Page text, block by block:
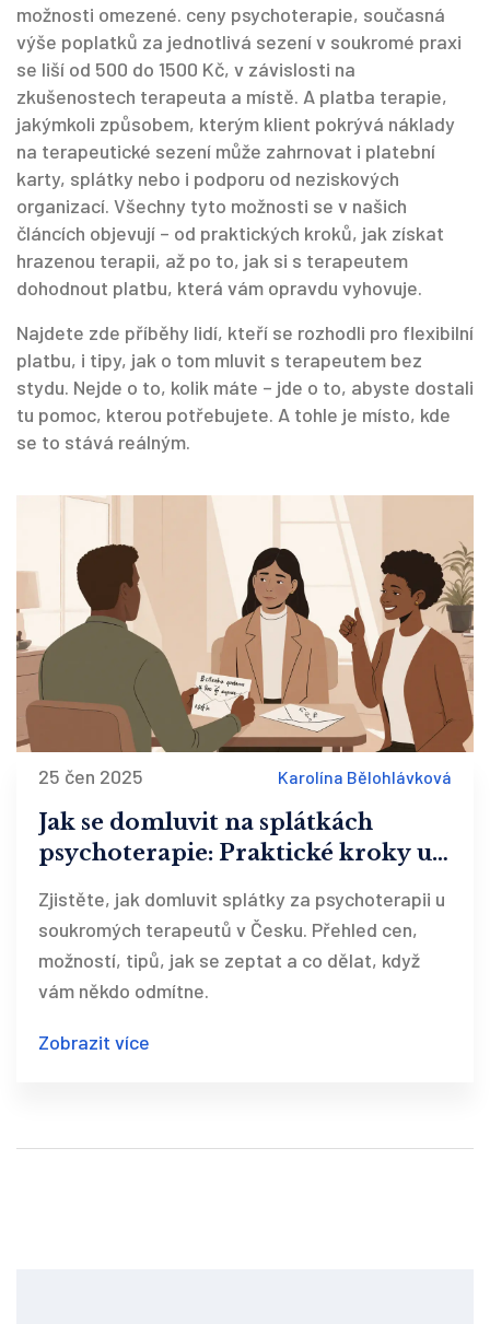
možnosti omezené. ceny psychoterapie, současná
výše poplatků za jednotlivá sezení v soukromé praxi
se liší od 500 do 1500 Kč, v závislosti na
zkušenostech terapeuta a místě. A platba terapie,
jakýmkoli způsobem, kterým klient pokrývá náklady
na terapeutické sezení může zahrnovat i platební
karty, splátky nebo i podporu od neziskových
organizací. Všechny tyto možnosti se v našich
článcích objevují – od praktických kroků, jak získat
hrazenou terapii, až po to, jak si s terapeutem
dohodnout platbu, která vám opravdu vyhovuje.
Najdete zde příběhy lidí, kteří se rozhodli pro flexibilní
platbu, i tipy, jak o tom mluvit s terapeutem bez
stydu. Nejde o to, kolik máte – jde o to, abyste dostali
tu pomoc, kterou potřebujete. A tohle je místo, kde
se to stává reálným.
25 čen 2025 Karolína Bělohlávková
Jak se domluvit na splátkách
psychoterapie: Praktické kroky u
Zjistěte, jak domluvit splátky za psychoterapii u
soukromých terapeutů v Česku. Přehled cen,
možností, tipů, jak se zeptat a co dělat, když
vám někdo odmítne.
Zobrazit více